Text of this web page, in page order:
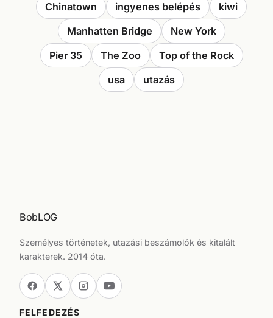
Chinatown
ingyenes belépés
kiwi
Manhatten Bridge
New York
Pier 35
The Zoo
Top of the Rock
usa
utazás
BobLOG
Személyes történetek, utazási beszámolók és kitalált
karakterek. 2014 óta.
FELFEDEZÉS